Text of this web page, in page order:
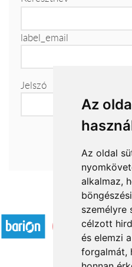
Az
Az oldal
alkalmaz,
személyre
célzott
és elemzi
forgalmát,
label_email
Jelszó
Elfogadott